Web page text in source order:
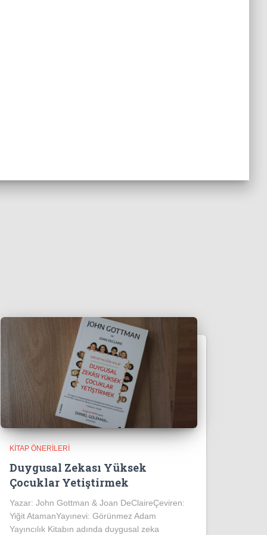
KITAP ÖNERILERI
Duygusal Zekası Yüksek
Çocuklar Yetiştirmek
Yazar: John Gottman & Joan DeClaireÇeviren:
Yiğit AtamanYayınevi: Görünmez Adam
Yayıncılık Kitabın adında duygusal zeka